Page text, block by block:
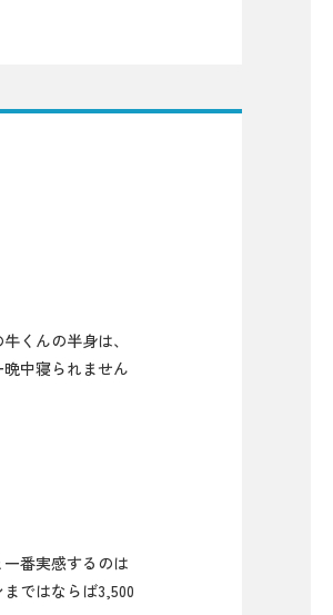
くんの半身は、
中寝られません
番実感するのは
ではならば3,500